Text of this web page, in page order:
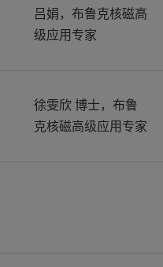
吕娟，布鲁克核磁高
级应用专家
徐雯欣 博士，布鲁
克核磁高级应用专家